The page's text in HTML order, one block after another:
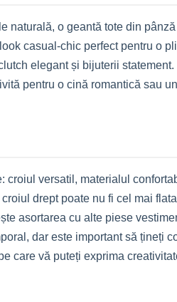
naturală, o geantă tote din
casual-chic perfect pentru o
elegant și bijuterii statement.
pentru o cină romantică sau un
croiul versatil, materialul
drept poate nu fi cel mai
asortarea cu alte piese
dar este important să țineți
care vă puteți exprima